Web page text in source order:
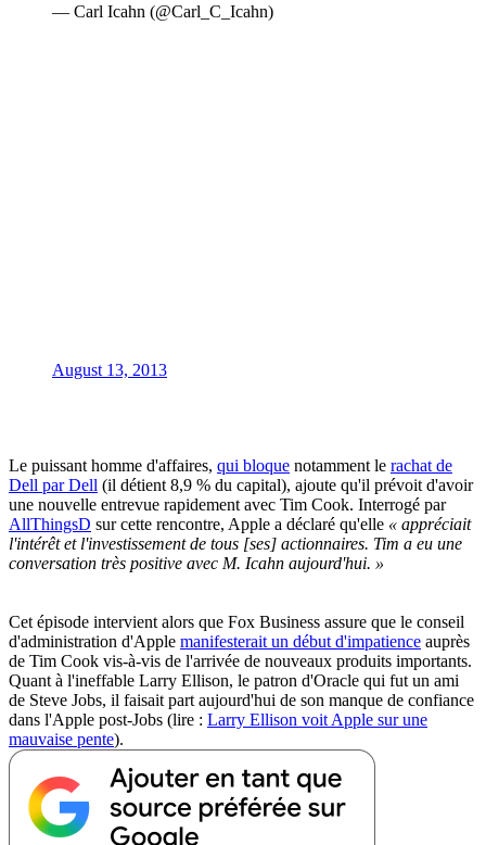
— Carl Icahn (@Carl_C_Icahn)
August 13, 2013
Le puissant homme d'affaires, qui bloque notamment le rachat de
Dell par Dell (il détient 8,9 % du capital), ajoute qu'il prévoit d'avoir
une nouvelle entrevue rapidement avec Tim Cook. Interrogé par
AllThingsD sur cette rencontre, Apple a déclaré qu'elle « appréciait
l'intérêt et l'investissement de tous [ses] actionnaires. Tim a eu une
conversation très positive avec M. Icahn aujourd'hui. »
Cet épisode intervient alors que Fox Business assure que le conseil
d'administration d'Apple manifesterait un début d'impatience auprès
de Tim Cook vis-à-vis de l'arrivée de nouveaux produits importants.
Quant à l'ineffable Larry Ellison, le patron d'Oracle qui fut un ami
de Steve Jobs, il faisait part aujourd'hui de son manque de confiance
dans l'Apple post-Jobs (lire : Larry Ellison voit Apple sur une
mauvaise pente).